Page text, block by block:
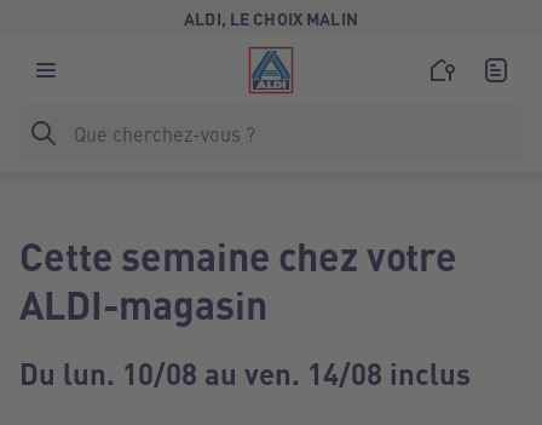
ALDI, LE CHOIX MALIN
Cette semaine chez votre
ALDI-magasin
Du lun. 10/08 au ven. 14/08 inclus